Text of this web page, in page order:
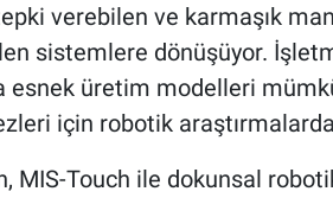
verebilen ve karmaşık
sistemlere dönüşüyor.
esnek üretim modelleri
için robotik
MIS-Touch ile dokunsal